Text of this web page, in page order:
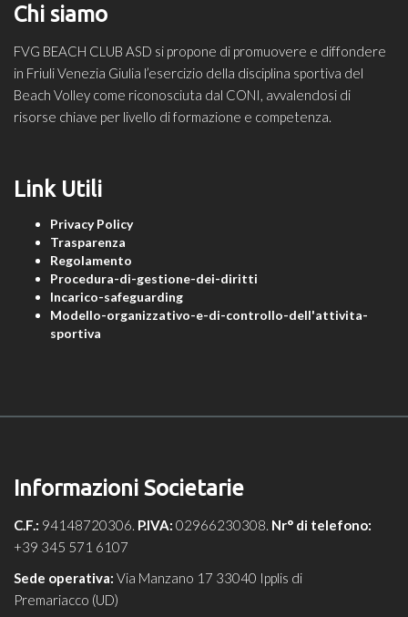
Chi siamo
FVG BEACH CLUB ASD si propone di promuovere e diffondere
in Friuli Venezia Giulia l’esercizio della disciplina sportiva del
Beach Volley come riconosciuta dal CONI, avvalendosi di
risorse chiave per livello di formazione e competenza.
Link Utili
Privacy Policy
Trasparenza
Regolamento
Procedura-di-gestione-dei-diritti
Incarico-safeguarding
Modello-organizzativo-e-di-controllo-dell'attivita-
sportiva
Informazioni Societarie
C.F.: 94148720306. P.IVA: 02966230308. Nr° di telefono:
+39 345 571 6107
Sede operativa: Via Manzano 17 33040 Ipplis di
Premariacco (UD)